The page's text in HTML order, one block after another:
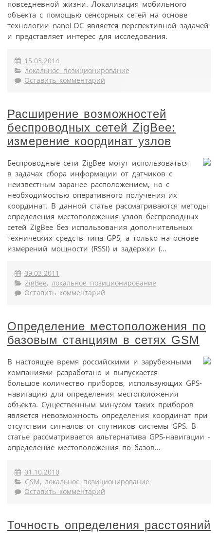
повседневной жизни. Локализация мобильного
объекта с помощью сенсорных сетей на основе
технологии nanoLOC является перспективной задачей
и представляет интерес для исследования.
15.03.2014
локальное позиционирование
Оставить комментарий
Расширение возможностей
беспроводных сетей ZigBee:
измерение координат узлов
Беспроводные сети ZigBee могут использоваться
в задачах сбора информации от датчиков с
неизвестным заранее расположением, но с
необходимостью оперативного получения их
координат. В данной статье рассматриваются методы
определения местоположения узлов беспроводных
сетей ZigBee без использования дополнительных
технических средств типа GPS, а только на основе
измерений мощности (RSSI) и задержки (...
09.03.2011
ZigBee, локальное позиционирование
Оставить комментарий
Определение местоположения по
базовым станциям в сетях GSM
В настоящее время российскими и зарубежными
компаниями разработано и выпускается
большое количество приборов, использующих GPS-
навигацию для определения местоположения
объекта. Существенным минусом таких приборов
является невозможность определения координат при
отсутствии сигналов от спутников системы GPS. В
статье рассматривается альтернатива GPS-навигации -
определение местоположения по базов...
01.10.2010
GSM, локальное позиционирование
Оставить комментарий
Точность определения расстояний